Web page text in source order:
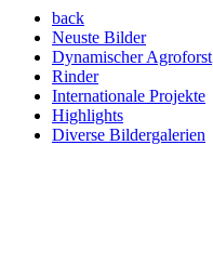
back
Neuste Bilder
Dynamischer Agroforst
Rinder
Internationale Projekte
Highlights
Diverse Bildergalerien